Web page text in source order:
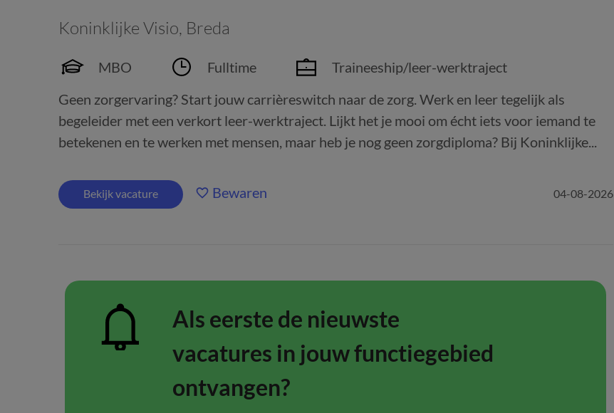
Koninklijke Visio, Breda
MBO Fulltime
Traineeship/leer-werktraject
Geen zorgervaring? Start jouw carrièreswitch naar de zorg. Werk en leer tegelijk als
begeleider met een verkort leer-werktraject. Lijkt het je mooi om écht iets voor iemand te
betekenen en te werken met mensen, maar heb je nog geen zorgdiploma? Bij Koninklijke...
Bekijk vacature Bewaren 04-08-2026
Als eerste de nieuwste
vacatures in jouw functiegebied
ontvangen?